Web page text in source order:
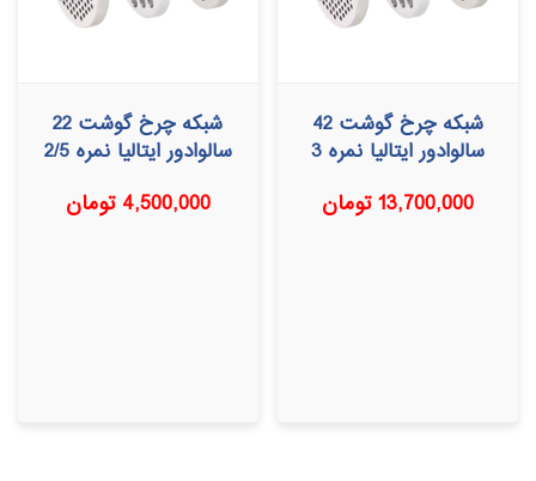
شبکه چرخ گوشت 42
سالوادور ایتالیا نمره 3
13,700,000تومان
شبکه چرخ گوشت 22
سالوادور ایتالیا نمره 2/5
4,500,000 تومان